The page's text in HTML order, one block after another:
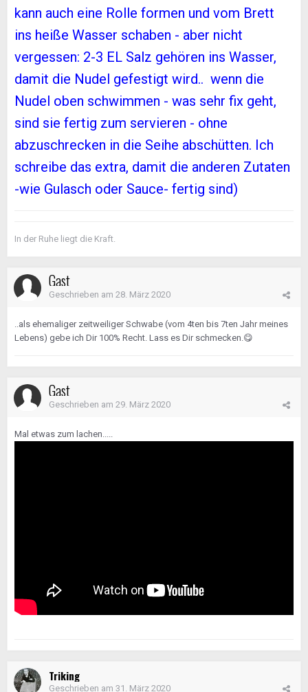
kann auch eine Rolle formen und vom Brett
ins heiße Wasser schaben - aber nicht
vergessen: 2-3 EL Salz gehören ins Wasser,
damit die Nudel gefestigt wird.. wenn die
Nudel oben schwimmen - was sehr fix geht,
sind sie fertig zum servieren - ohne
abzuschrecken in die Seihe abschütten. Ich
schreibe das extra, damit die anderen Zutaten
-wie Gulasch oder Sauce- fertig sind)
In der Ruhe liegt die Kraft.
Gast
Geschrieben am 28. März 2020
..als ehemaliger zeitweiliger Schwabe (vom 4ten bis 7ten Jahr meines
Lebens) gebe ich Dir 100% Recht. Lass es Dir schmecken.😋
Gast
Geschrieben am 29. März 2020
Mal etwas zum lachen.....
Triking
Geschrieben am 31. März 2020